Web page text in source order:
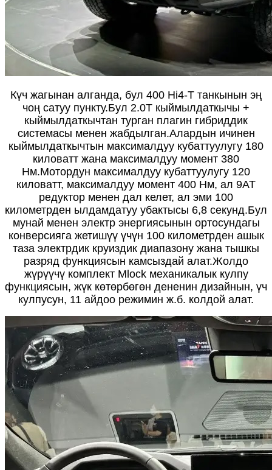
Күч жагынан алганда, бул 400 Hi4-T танкынын эң
чоң сатуу пункту.Бул 2.0T кыймылдаткычы +
кыймылдаткычтан турган плагин гибриддик
системасы менен жабдылган.Алардын ичинен
кыймылдаткычтын максималдуу кубаттуулугу 180
киловатт жана максималдуу момент 380
Нм.Мотордун максималдуу кубаттуулугу 120
киловатт, максималдуу момент 400 Нм, ал 9AT
редуктор менен дал келет, ал эми 100
километрден ылдамдатуу убактысы 6,8 секунд.Бул
мунай менен электр энергиясынын ортосундагы
конверсияга жетишүү үчүн 100 километрден ашык
таза электрдик круиздик диапазону жана тышкы
разряд функциясын камсыздай алат.Жолдо
жүрүүчү комплект Mlock механикалык кулпу
функциясын, жүк көтөрбөгөн дененин дизайнын, үч
кулпусун, 11 айдоо режимин ж.б. колдой алат.